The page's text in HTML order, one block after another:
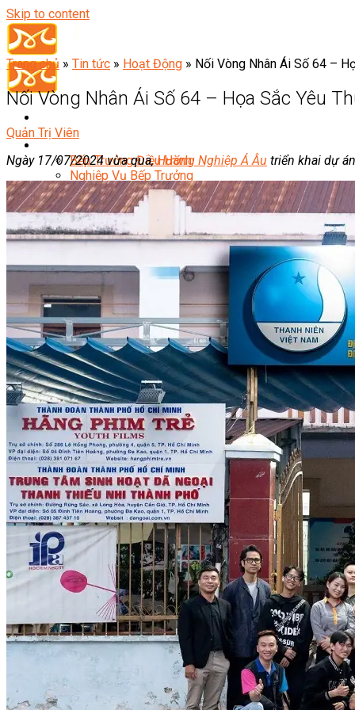
Skip to content
Bếp Trưởng Điều Hành
Nghiệp Vụ Bếp Trưởng
Nghiệp Vụ Bếp Quốc Tế
Nghiệp Vụ Bếp Trưởng Bếp Việt
Nghiệp Vụ Bếp Trưởng Bếp Âu
Nghiệp Vụ Bếp Trưởng Bếp Á
Nghiệp Vụ Bếp Trưởng Bếp Nhật
Nghiệp Vụ Bếp Trưởng Bếp Hoa
Nghiệp Vụ Bếp Hàn
Nghiệp Vụ Bếp Thái
Nghiệp Vụ Bếp Chay
Nghiệp Vụ Quản Lý Bếp
Nghiệp Vụ Cấp Dưỡng
Nghiệp Vụ Bếp Phụ
Điểm Tâm Hồng Kông
Eat Clean
Food Stylist
Master Class
Bếp Gia Đình
Học Nấu Ăn Mở Quán
Chuyên Đề Bếp Nóng
Khởi Sự Kinh Doanh Ngành F&B
Khởi Sự Kinh Doanh Nhà Hàng
Bí Quyết Kinh Doanh và Vận Hành Mô Hình Ẩm Thực
Video Dạy Nấu Ăn
Pha Chế
Nghiệp Vụ Bar Trưởng
Nghiệp Vụ Bartender Chuyên Nghiệp
Nghiệp Vụ Barista Chuyên Nghiệp
Nghiệp Vụ Flair Bartending Chuyên Nghiệp
Nghiệp Vụ Pha Chế Đặc Biệt
Nghiệp Vụ Pha Chế Tổng Hợp
Nghiệp Vụ Quản Lý Bar
Chuyên Gia Cà Phê
Khởi Sự Kinh Doanh Cafe – Chuỗi Cafe
Bí Quyết Khởi Nghiệp Mô Hình Đồ Uống
Trang chủ » Tin tức » Hoạt Động » Nối Vòng Nhân Ái Số 64 –
Nối Vòng Nhân Ái Số 64 – Họa Sắc Yêu
Quản Trị Viên
Ngày 17/07/2024 vừa qua,Hướng Nghiệp Á Âu triển khai dự